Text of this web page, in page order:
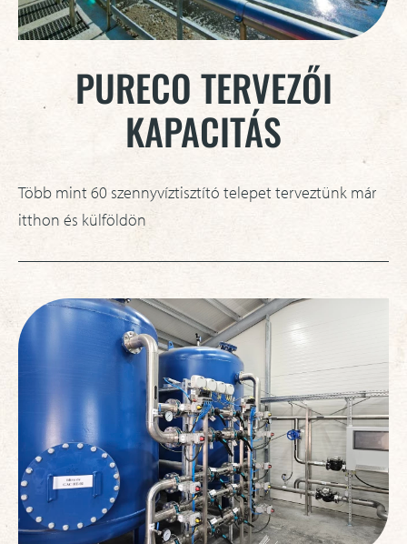
PURECO TERVEZŐI
KAPACITÁS
Több mint 60 szennyvíztisztító telepet terveztünk már
itthon és külföldön